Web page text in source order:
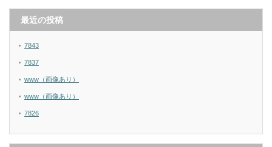
最近の投稿
7843
7837
www（画像あり）
www（画像あり）
7826